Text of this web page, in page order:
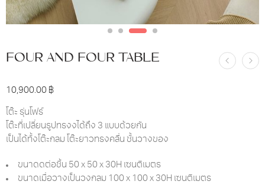
FOUR AND FOUR TABLE
10,900.00 ฿
โต๊ะ รุ่นโฟร์
โต๊ะที่เปลี่ยนรูปทรงงได้ถึง 3 แบบด้วยกัน
เป็นได้ทั้งโต๊ะกลม โต๊ะยาวทรงคลื่น ชั้นวางของ
ขนาดดต่อชิ้น 50 x 50 x 30H เซนติเมตร
ขนาดเมื่อวางเป็นวงกลม 100 x 100 x 30H เซนติเมตร